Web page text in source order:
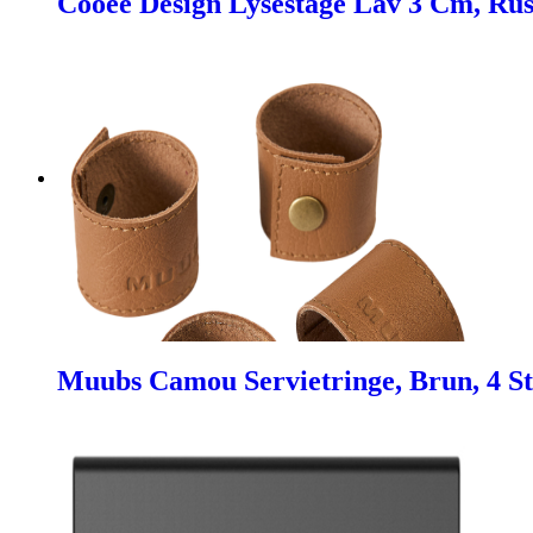
Muubs Camou Servietringe, Brun, 4